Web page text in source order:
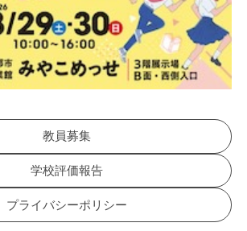
教員募集
学校評価報告
プライバシーポリシー